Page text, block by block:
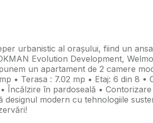
urbanistic al orașului, fiind un
Evolution Development,
un apartament de 2 camere
• Terasa : 7.02 mp • Etaj: 6 din 8
în pardoseală •
designul modern cu tehnologiile